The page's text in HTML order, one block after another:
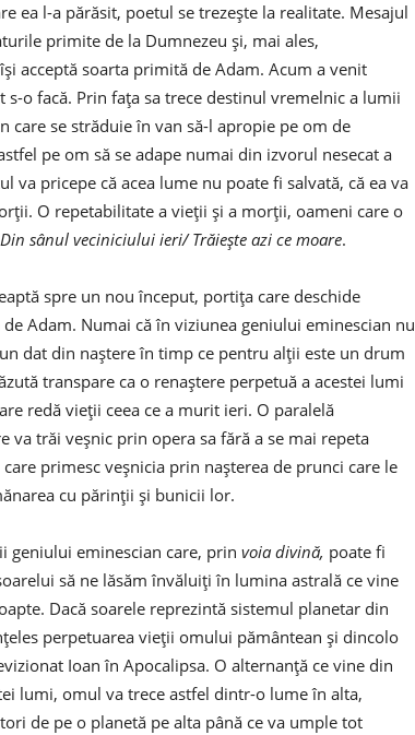
ea l-a părăsit, poetul se trezește la realitate. Mesajul
primite de la Dumnezeu și, mai ales,
acceptă soarta primită de Adam. Acum a venit
o facă. Prin fața sa trece destinul vremelnic a lumii
care se străduie în van să-l apropie pe om de
pe om să se adape numai din izvorul nesecat a
va pricepe că acea lume nu poate fi salvată, că ea va
O repetabilitate a vieții și a morții, oameni care o
Din sânul veciniciului ieri/ Trăiește azi ce moare.
spre un nou început, portița care deschide
Adam. Numai că în viziunea geniului eminescian nu
dat din naștere în timp ce pentru alții este un drum
transpare ca o renaștere perpetuă a acestei lumi
redă vieții ceea ce a murit ieri. O paralelă
trăi veșnic prin opera sa fără a se mai repeta
primesc veșnicia prin nașterea de prunci care le
cu părinții și bunicii lor.
geniului eminescian care, prin voia divină, poate fi
să ne lăsăm învăluiți în lumina astrală ce vine
Dacă soarele reprezintă sistemul planetar din
perpetuarea vieții omului pământean și dincolo
Ioan în Apocalipsa. O alternanță ce vine din
lumi, omul va trece astfel dintr-o lume în alta,
de pe o planetă pe alta până ce va umple tot